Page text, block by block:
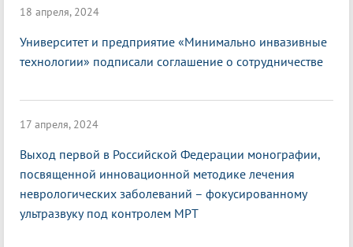
18 апреля, 2024
Университет и предприятие «Минимально инвазивные
технологии» подписали соглашение о сотрудничестве
17 апреля, 2024
Выход первой в Российской Федерации монографии,
посвященной инновационной методике лечения
неврологических заболеваний – фокусированному
ультразвуку под контролем МРТ